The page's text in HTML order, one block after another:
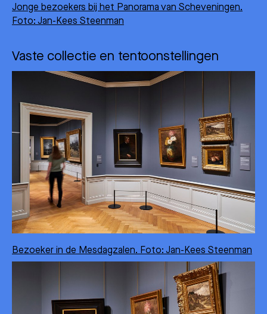
Jonge bezoekers bij het Panorama van Scheveningen.
Foto: Jan-Kees Steenman
Vaste collectie en tentoonstellingen
Bezoeker in de Mesdagzalen. Foto: Jan-Kees Steenman